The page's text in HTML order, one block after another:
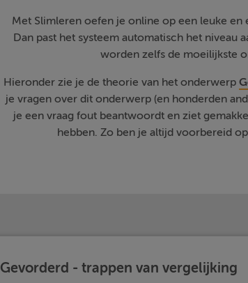
Met Slimleren oefen je online op een leuke
Dan past het systeem automatisch het niveau
worden zelfs de moeilijkste
Hieronder zie je de theorie van het onderwerp
je vragen over dit onderwerp (en honderden
je een vraag fout beantwoordt en ziet
hebben. Zo ben je altijd voorbereid
Gevorderd - trappen van vergelijking